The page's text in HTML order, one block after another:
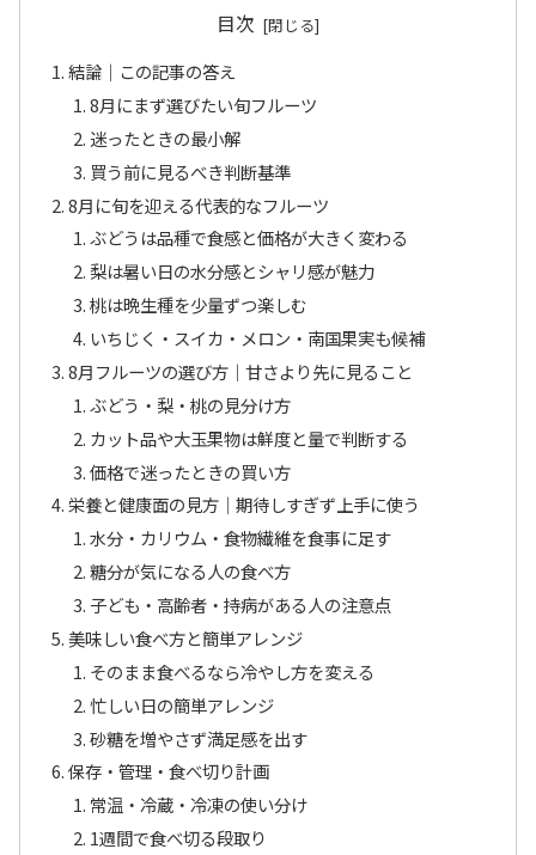
目次
結論｜この記事の答え
8月にまず選びたい旬フルーツ
迷ったときの最小解
買う前に見るべき判断基準
8月に旬を迎える代表的なフルーツ
ぶどうは品種で食感と価格が大きく変わる
梨は暑い日の水分感とシャリ感が魅力
桃は晩生種を少量ずつ楽しむ
いちじく・スイカ・メロン・南国果実も候補
8月フルーツの選び方｜甘さより先に見ること
ぶどう・梨・桃の見分け方
カット品や大玉果物は鮮度と量で判断する
価格で迷ったときの買い方
栄養と健康面の見方｜期待しすぎず上手に使う
水分・カリウム・食物繊維を食事に足す
糖分が気になる人の食べ方
子ども・高齢者・持病がある人の注意点
美味しい食べ方と簡単アレンジ
そのまま食べるなら冷やし方を変える
忙しい日の簡単アレンジ
砂糖を増やさず満足感を出す
保存・管理・食べ切り計画
常温・冷蔵・冷凍の使い分け
1週間で食べ切る段取り